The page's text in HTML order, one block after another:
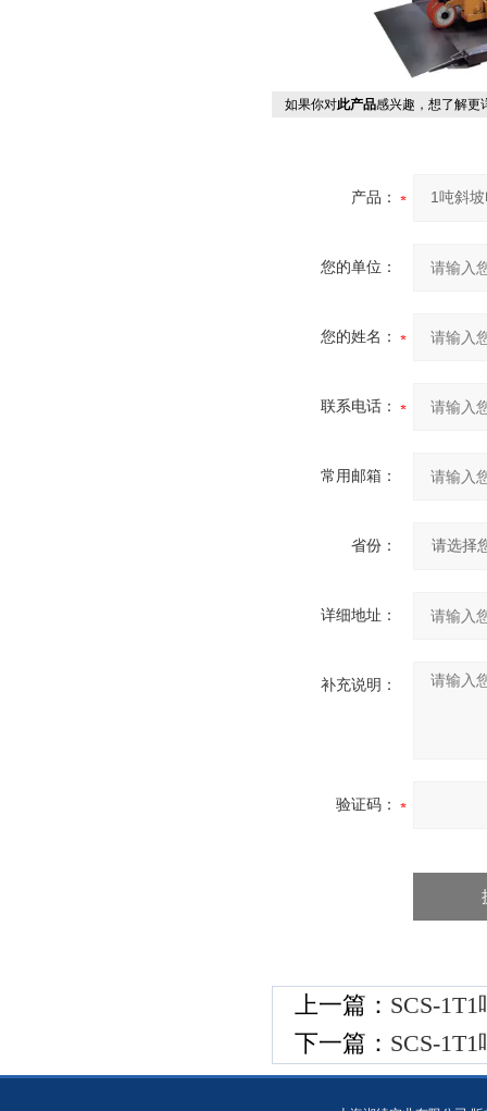
如果你对此产品感兴趣，想了解更
产品：
您的单位：
您的姓名：
联系电话：
常用邮箱：
省份：
详细地址：
补充说明：
验证码：
上一篇： SCS-
下一篇： SCS-